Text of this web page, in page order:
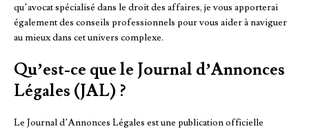
qu’avocat spécialisé dans le droit des affaires, je vous apporterai
également des conseils professionnels pour vous aider à naviguer
au mieux dans cet univers complexe.
Qu’est-ce que le Journal d’Annonces
Légales (JAL) ?
Le Journal d’Annonces Légales est une publication officielle